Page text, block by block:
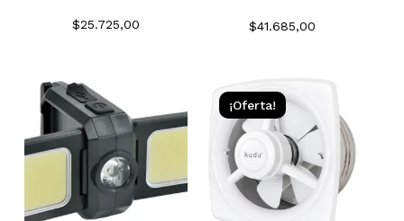
$25.725,00 $41.685,00
¡Oferta!